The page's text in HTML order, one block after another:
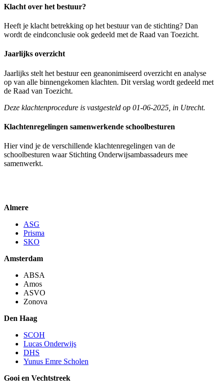
Klacht over het bestuur?
Heeft je klacht betrekking op het bestuur van de stichting? Dan
wordt de eindconclusie ook gedeeld met de Raad van Toezicht.
Jaarlijks overzicht
Jaarlijks stelt het bestuur een geanonimiseerd overzicht en analyse
op van alle binnengekomen klachten. Dit verslag wordt gedeeld met
de Raad van Toezicht.
Deze klachtenprocedure is vastgesteld op 01-06-2025, in Utrecht.
Klachtenregelingen samenwerkende schoolbesturen
Hier vind je de verschillende klachtenregelingen van de
schoolbesturen waar Stichting Onderwijsambassadeurs mee
samenwerkt.
Almere
ASG
Prisma
SKO
Amsterdam
ABSA
Amos
ASVO
Zonova
Den Haag
SCOH
Lucas Onderwijs
DHS
Yunus Emre Scholen
Gooi en Vechtstreek